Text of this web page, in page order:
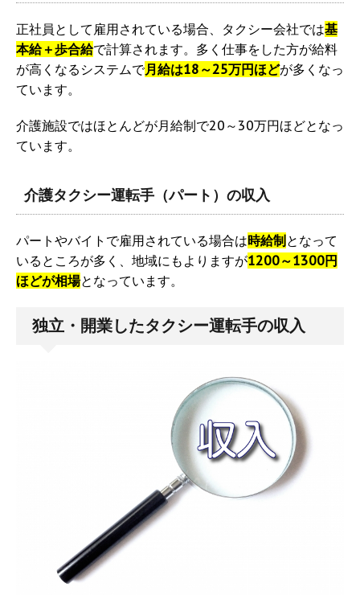
正社員として雇用されている場合、タクシー会社では基
本給＋歩合給で計算されます。多く仕事をした方が給料
が高くなるシステムで月給は18～25万円ほどが多くなっ
ています。
介護施設ではほとんどが月給制で20～30万円ほどとなっ
ています。
介護タクシー運転手（パート）の収入
パートやバイトで雇用されている場合は時給制 となって
いるところが多く、地域にもよりますが1200～1300円
ほどが相場となっています。
独立・開業したタクシー運転手の収入